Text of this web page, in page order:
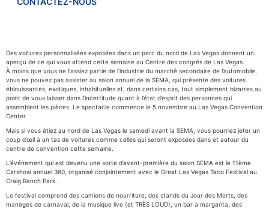
Des voitures personnalisées exposées dans un parc du nord de Las Vegas donnent un
aperçu de ce qui vous attend cette semaine au Centre des congrès de Las Vegas.
À moins que vous ne fassiez partie de l’industrie du marché secondaire de l’automobile,
vous ne pouvez pas assister au salon annuel de la SEMA, qui présente des voitures
éblouissantes, exotiques, inhabituelles et, dans certains cas, tout simplement bizarres au
point de vous laisser dans l’incertitude quant à l’état d’esprit des personnes qui
assemblent les pièces. Le spectacle commence le 5 novembre au Las Vegas Convention
Center.
Mais si vous étiez au nord de Las Vegas le samedi avant la SEMA, vous pourriez jeter un
coup d’œil à un tas de voitures comme celles qui seront exposées dans et autour du
centre de convention cette semaine.
L’événement qui est devenu une sorte d’avant-première du salon SEMA est le 11ème
Carshow annuel 360, organisé conjointement avec le Great Las Vegas Taco Festival au
Craig Ranch Park.
Le festival comprend des camions de nourriture, des stands du Jour des Morts, des
manèges de carnaval, de la musique live (et TRÈS LOUD), un bar à margarita, des